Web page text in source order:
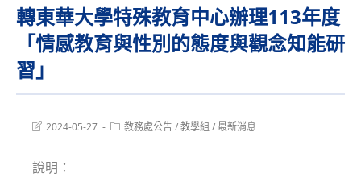
轉東華大學特殊教育中心辦理113年度
「情感教育與性別的態度與觀念知能研
習」
Post2024-05-27
Post教務處公告/教學組 /最新消息
說明：